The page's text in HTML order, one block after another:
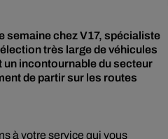
semaine chez V17, spécialiste
très large de véhicules
incontournable du secteur
de partir sur les routes
à votre service qui vous